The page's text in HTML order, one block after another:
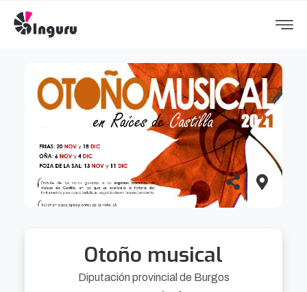
Otoño musical
Diputación provincial de Burgos